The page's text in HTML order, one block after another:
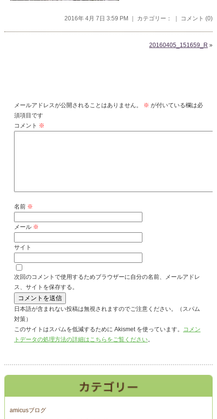
2016年 4月 7日 3:59 PM ｜ カテゴリー： ｜ コメント (0)
20160405_151659_R »
メールアドレスが公開されることはありません。 ※ が付いている欄は必
須項目です
コメント ※
名前 ※
メール ※
サイト
次回のコメントで使用するためブラウザーに自分の名前、メールアドレ
ス、サイトを保存する。
日本語が含まれない投稿は無視されますのでご注意ください。（スパム
対策）
このサイトはスパムを低減するために Akismet を使っています。 コメン
トデータの処理方法の詳細はこちらをご覧ください。
amicusブログ